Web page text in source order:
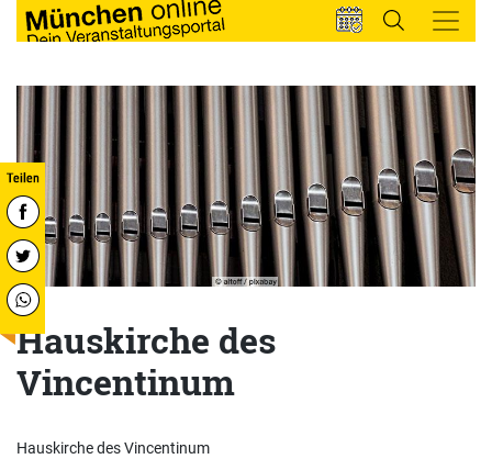
Hauskirche des
Vincentinum
Hauskirche des Vincentinum